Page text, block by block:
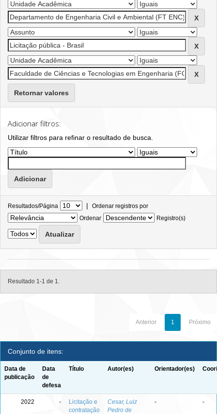
Retornar valores
Adicionar filtros:
Utilizar filtros para refinar o resultado de busca.
Resultados/Página | Ordenar registros por
Ordenar
Registro(s)
Resultado 1-1 de 1.
Anterior 1 Próximo
Conjunto de itens:
Data de
publicação
Data
de
defesa
Título Autor(es) Orientador(es)
2022 -
Licitação e
contratação
Cesar, Luiz
Pedro de
- -